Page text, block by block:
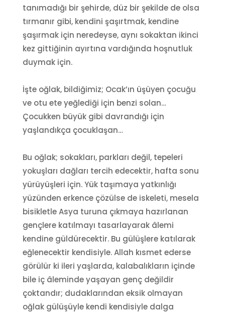
tanımadığı bir şehirde, düz bir şekilde de olsa
tırmanır gibi, kendini şaşırtmak, kendine
şaşırmak için neredeyse, aynı sokaktan ikinci
kez gittiğinin ayırtına vardığında hoşnutluk
duymak için.
İşte oğlak, bildiğimiz; Ocak’ın üşüyen çocuğu
ve otu ete yeğlediği için benzi solan…
Çocukken büyük gibi davrandığı için
yaşlandıkça çocuklaşan…
Bu oğlak; sokakları, parkları değil, tepeleri
yokuşları dağları tercih edecektir, hafta sonu
yürüyüşleri için. Yük taşımaya yatkınlığı
yüzünden erkence çözülse de iskeleti, mesela
bisikletle Asya turuna çıkmaya hazırlanan
gençlere katılmayı tasarlayarak âlemi
kendine güldürecektir. Bu gülüşlere katılarak
eğlenecektir kendisiyle. Allah kısmet ederse
görülür ki ileri yaşlarda, kalabalıkların içinde
bile iç âleminde yaşayan genç değildir
çoktandır; dudaklarından eksik olmayan
oğlak gülüşüyle kendi kendisiyle dalga